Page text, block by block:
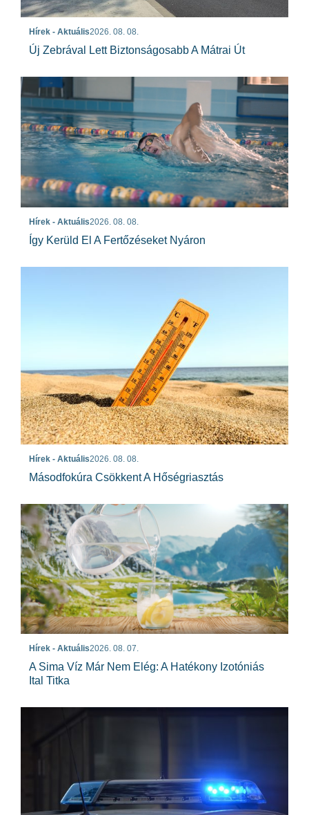
Hírek - Aktuális2026. 08. 08.
Új Zebrával Lett Biztonságosabb A Mátrai Út
Hírek - Aktuális2026. 08. 08.
Így Kerüld El A Fertőzéseket Nyáron
Hírek - Aktuális2026. 08. 08.
Másodfokúra Csökkent A Hőségriasztás
Hírek - Aktuális2026. 08. 07.
A Sima Víz Már Nem Elég: A Hatékony Izotóniás
Ital Titka